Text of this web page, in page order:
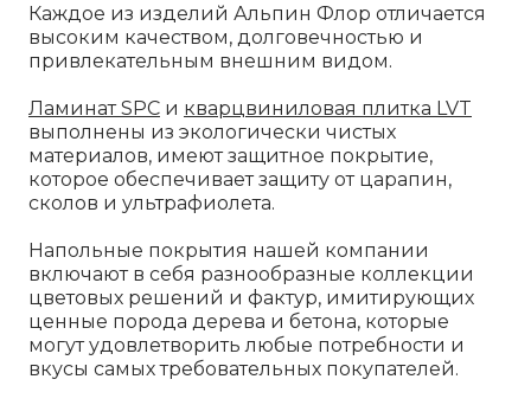
Каждое из изделий Альпин Флор отличается
высоким качеством, долговечностью и
привлекательным внешним видом.
Ламинат SPC и кварцвиниловая плитка LVT
выполнены из экологически чистых
материалов, имеют защитное покрытие,
которое обеспечивает защиту от царапин,
сколов и ультрафиолета.
Напольные покрытия нашей компании
включают в себя разнообразные коллекции
цветовых решений и фактур, имитирующих
ценные порода дерева и бетона, которые
могут удовлетворить любые потребности и
вкусы самых требовательных покупателей.